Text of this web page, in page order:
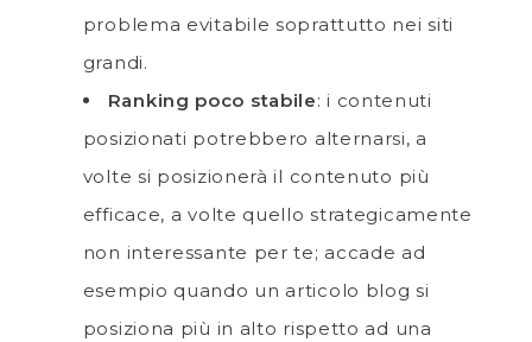
problema evitabile soprattutto nei siti
grandi.
Ranking poco stabile: i contenuti
posizionati potrebbero alternarsi, a
volte si posizionerà il contenuto più
efficace, a volte quello strategicamente
non interessante per te; accade ad
esempio quando un articolo blog si
posiziona più in alto rispetto ad una